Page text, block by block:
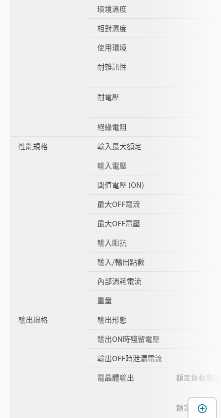
環境溫度
相對濕度
使用環境
耐雜訊性
耐電壓
絕緣電阻
性能規格
輸入最大額定
輸入電壓
閾值電壓 (ON)
最大OFF電流
最大OFF電壓
輸入阻抗
輸入/輸出點數
內部消耗電流
重量
輸出規格
輸出形態
輸出ON時殘留電壓
輸出OFF時泄漏電流
電晶體輸出
額定負載電壓
額定輸出電流